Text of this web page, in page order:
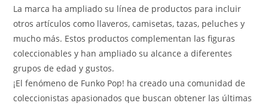
La marca ha ampliado su línea de productos para incluir
otros artículos como llaveros, camisetas, tazas, peluches y
mucho más. Estos productos complementan las figuras
coleccionables y han ampliado su alcance a diferentes
grupos de edad y gustos.
¡El fenómeno de Funko Pop! ha creado una comunidad de
coleccionistas apasionados que buscan obtener las últimas